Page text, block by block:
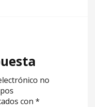
no
con *